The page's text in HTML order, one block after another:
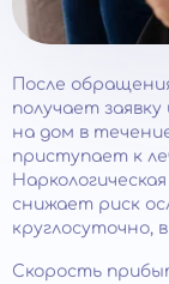
После
получает
на дом в
приступает к
снижает риск
круглосуточно,
Скорость